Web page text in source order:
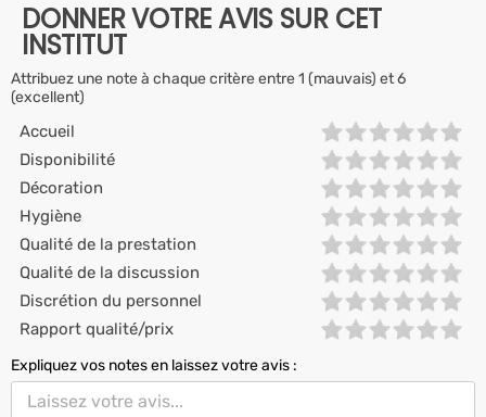
DONNER VOTRE AVIS SUR CET
INSTITUT
Attribuez une note à chaque critère entre 1 (mauvais) et 6
(excellent)
Accueil
Disponibilité
Décoration
Hygiène
Qualité de la prestation
Qualité de la discussion
Discrétion du personnel
Rapport qualité/prix
Expliquez vos notes en laissez votre avis :